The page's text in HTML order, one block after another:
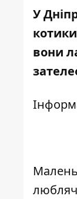
У
вони